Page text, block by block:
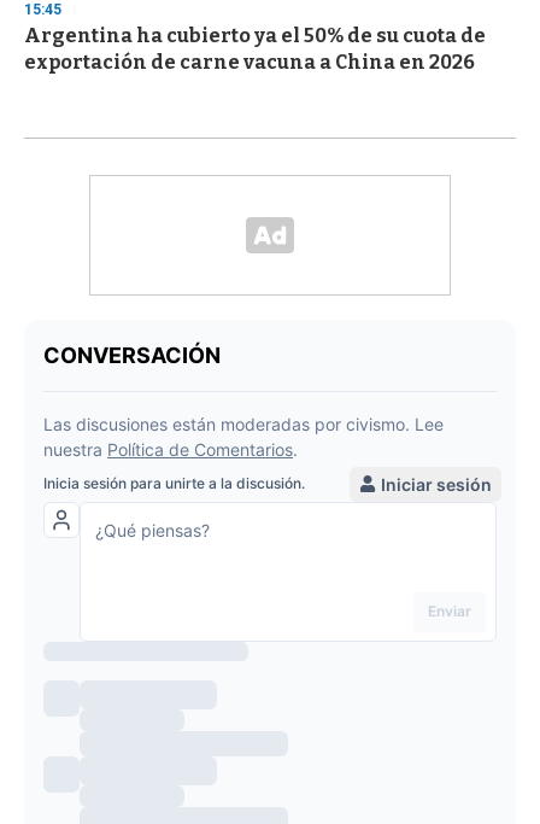
15:45
Argentina ha cubierto ya el 50% de su cuota de
exportación de carne vacuna a China en 2026